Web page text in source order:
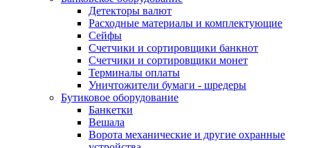
Детекторы валют
Расходные материалы и комплектующие
Сейфы
Счетчики и сортировщики банкнот
Счетчики и сортировщики монет
Терминалы оплаты
Уничтожители бумаги - шредеры
Бутиковое оборудование
Банкетки
Вешала
Ворота механические и другие охранные